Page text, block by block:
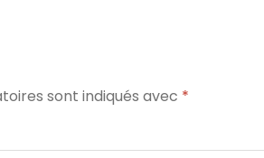
sont indiqués avec *